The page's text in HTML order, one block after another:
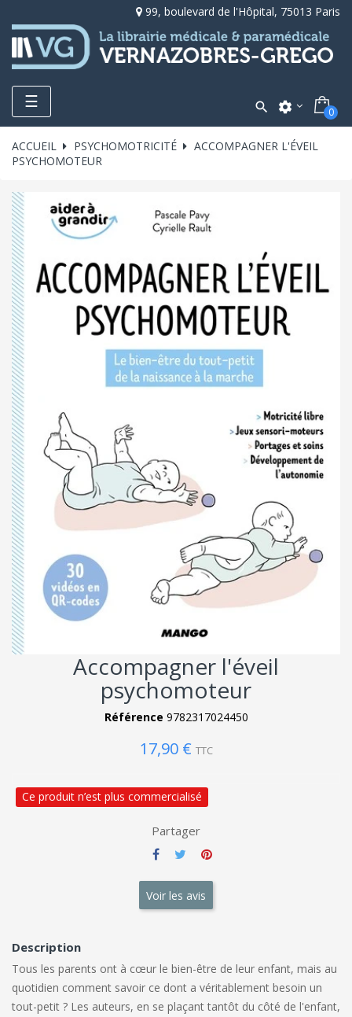
99, boulevard de l'Hôpital, 75013 Paris
Toggle
navigation
☰  settings 0
ACCUEIL PSYCHOMOTRICITÉ
ACCOMPAGNER L'ÉVEIL
PSYCHOMOTEUR
Accompagner l'éveil
psychomoteur
Référence 9782317024450
17,90 € TTC
Ce produit n’est plus commercialisé
Partager
Voir les avis
Description
Tous les parents ont à cœur le bien-être de leur enfant, mais au
quotidien comment savoir ce dont a véritablement besoin un
tout-petit ? Les auteurs, en se plaçant tantôt du côté de l'enfant,